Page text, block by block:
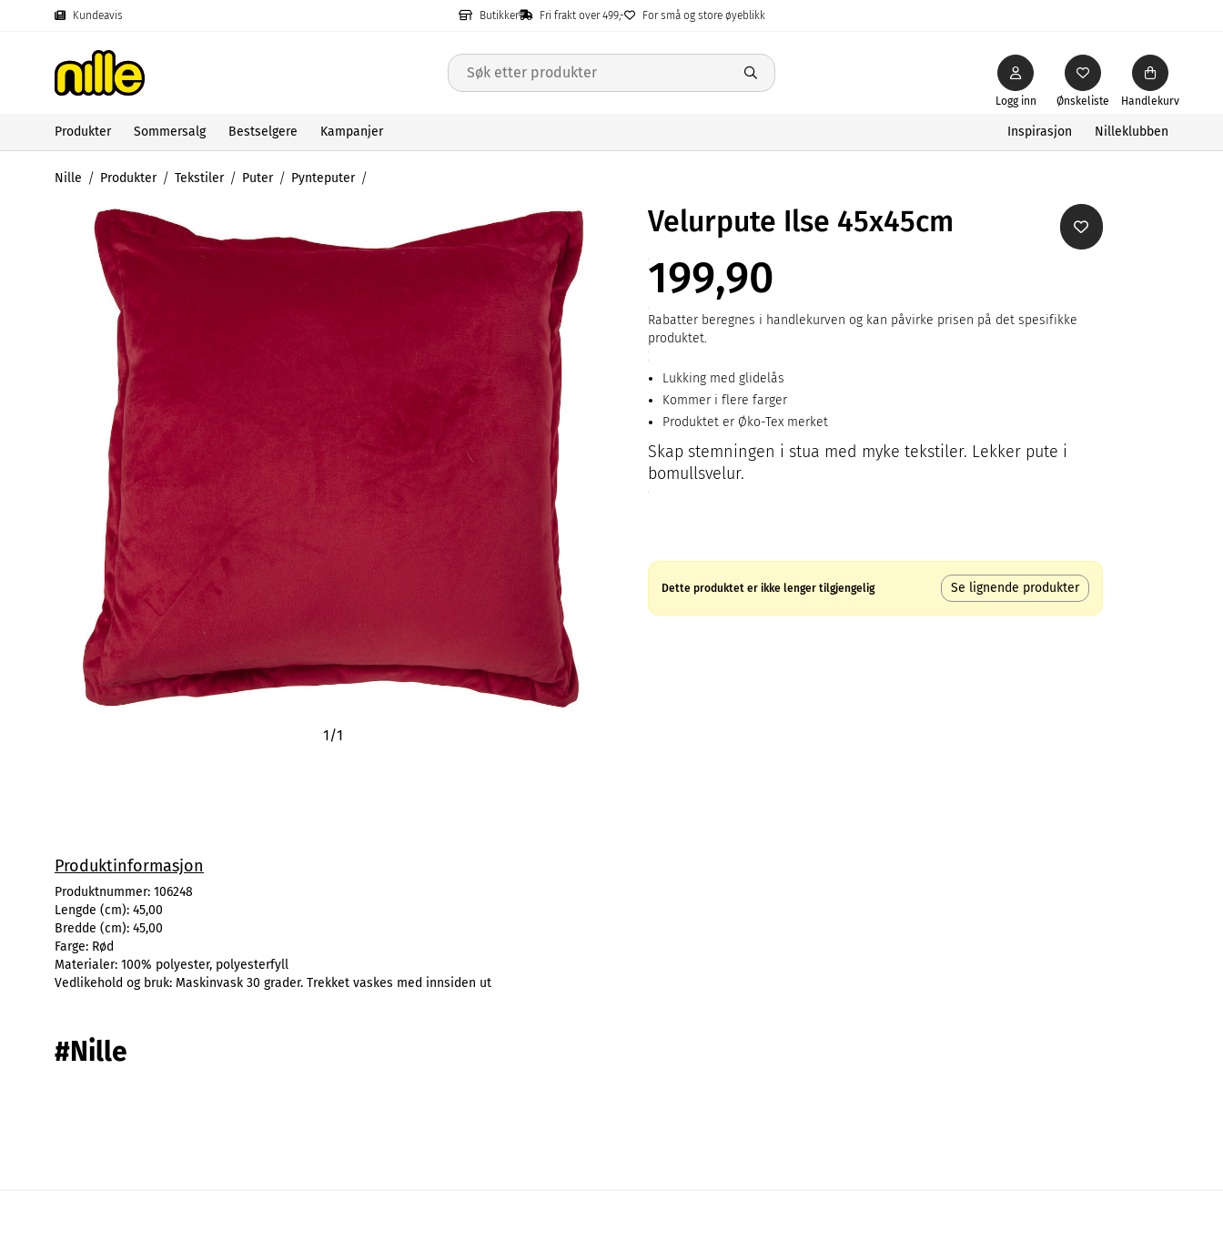
Kundeavis Butikker Fri frakt over 499,- For små og store øyeblikk
Ønskeliste
Logg inn Handlekurv
Produkter Sommersalg Bestselgere Kampanjer Inspirasjon Nilleklubben
Nille Produkter Tekstiler Puter Pynteputer
1/1
Velurpute Ilse 45x45cm
199,90
Rabatter beregnes i handlekurven og kan påvirke prisen på det spesifikke
produktet.
Lukking med glidelås
Kommer i flere farger
Produktet er Øko-Tex merket
Skap stemningen i stua med myke tekstiler. Lekker pute i
bomullsvelur.
Dette produktet er ikke lenger tilgjengelig Se lignende produkter
Produktinformasjon
Produktnummer: 106248
Lengde (cm): 45,00
Bredde (cm): 45,00
Farge: Rød
Materialer: 100% polyester, polyesterfyll
Vedlikehold og bruk: Maskinvask 30 grader. Trekket vaskes med innsiden ut
#Nille